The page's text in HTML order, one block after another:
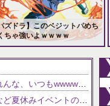
ズドラ】このベジットパめち
ちゃ強いよｗｗｗｗ
102,639 views
NEW!